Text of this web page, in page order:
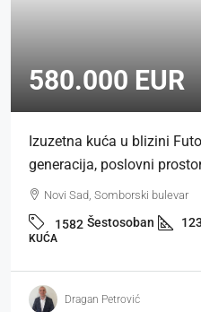
580.000 EUR
Izuzetna kuća u blizini
generacija, poslovni
Novi Sad, Somborski bulevar
1582 Šestosoban
KUĆA
Dragan Petrović